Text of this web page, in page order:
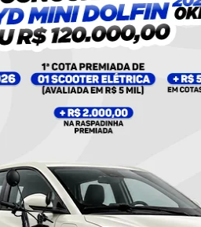
no
prejudicado, entraram
a um supermercado irá